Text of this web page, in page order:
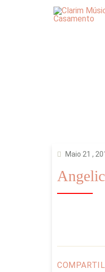
Maio 21 ,